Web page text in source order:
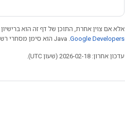
אלא אם צוין אחרת, התוכן של דף זה הוא ברישיון
Google Developers‏
עדכון אחרון: 2026-02-18 (שעון UTC).